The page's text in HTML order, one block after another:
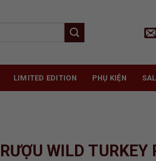
LIMITED EDITION PHỤ KIỆN
RƯỢU WILD TURKEY